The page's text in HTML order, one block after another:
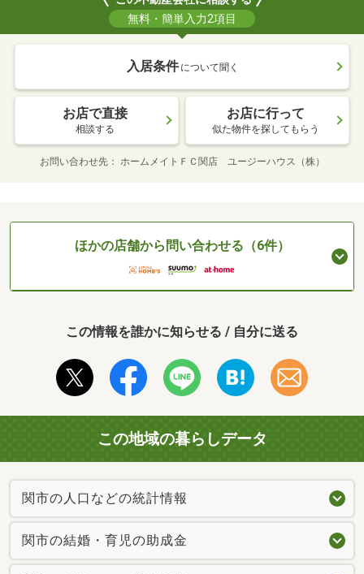
無料・簡単入力2項目
入居条件 について聞く
お店で直接
相談する
お店に行って
似た物件を探してもらう
お問い合わせ先 ホームメイトＦＣ関店 ユージーハウス（株）
ほかの店舗から問い合わせる（6件）
この情報を誰かに知らせる / 自分に送る
この地域の暮らしデータ
関市の人口などの統計情報
関市の結婚・育児の助成金